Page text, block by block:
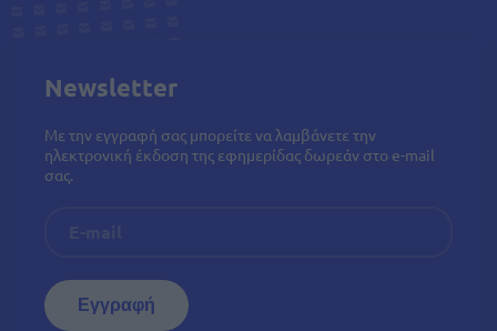
Newsletter
Με την εγγραφή σας μπορείτε να λαμβάνετε την
ηλεκτρονική έκδοση της εφημερίδας δωρεάν στο e-mail
σας.